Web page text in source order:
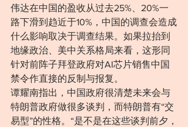
伟达在中国的盈收从过去25%、20%一
路下滑到趋近于10%，中国的调查会造成
什么影响取决于调查结果。如果拉抬到
地缘政治、美中关系格局来看，这形同
针对前阵子拜登政府对AI芯片销售中国
禁令作直接的反制与报复。
谭耀南指出，中国政府很清楚未来会与
特朗普政府做很多谈判，而特朗普有“交
易型”的性格。“是不是在这些谈判前夕，